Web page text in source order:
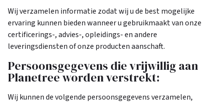
Wij verzamelen informatie zodat wij u de best mogelijke
ervaring kunnen bieden wanneer u gebruikmaakt van onze
certificerings-, advies-, opleidings- en andere
leveringsdiensten of onze producten aanschaft.
Persoonsgegevens die vrijwillig aan
Planetree worden verstrekt:
Wij kunnen de volgende persoonsgegevens verzamelen,